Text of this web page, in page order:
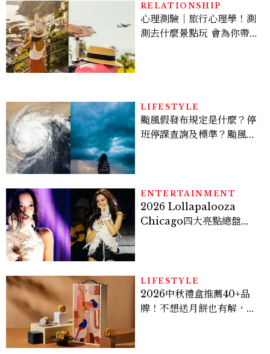
RELATIONSHIP
心理測驗｜旅行心理學！測
測去什麼景點玩 會為你帶來
LIFESTYLE
颱風假發布規定是什麼？停
班停課查詢及標準？颱風假
ENTERTAINMENT
2026 Lollapalooza
Chicago四大亮點總盤
LIFESTYLE
2026中秋禮盒推薦40+品
牌！不想送月餅也有解，送